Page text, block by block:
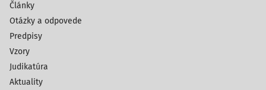
Články
Otázky a odpovede
Predpisy
Vzory
Judikatúra
Aktuality